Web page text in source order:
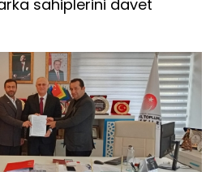
sahiplerini davet